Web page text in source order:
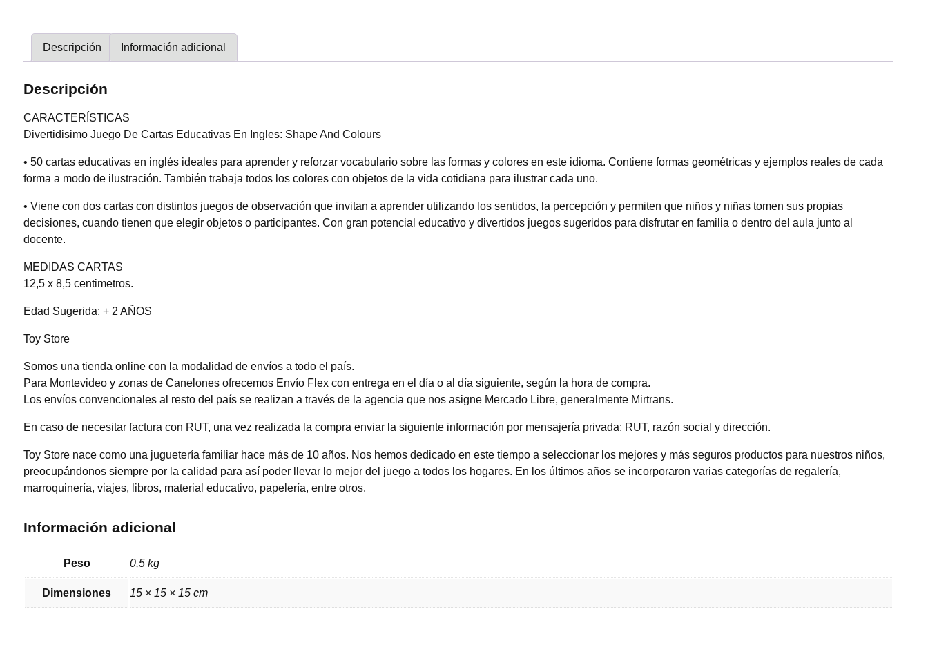
Descripción Información adicional
Descripción
CARACTERÍSTICAS
Divertidisimo Juego De Cartas Educativas En Ingles: Shape And Colours
• 50 cartas educativas en inglés ideales para aprender y reforzar vocabulario sobre las formas y colores en este idioma. Contiene formas geométricas y ejemplos reales de cada
forma a modo de ilustración. También trabaja todos los colores con objetos de la vida cotidiana para ilustrar cada uno.
• Viene con dos cartas con distintos juegos de observación que invitan a aprender utilizando los sentidos, la percepción y permiten que niños y niñas tomen sus propias
decisiones, cuando tienen que elegir objetos o participantes. Con gran potencial educativo y divertidos juegos sugeridos para disfrutar en familia o dentro del aula junto al
docente.
MEDIDAS CARTAS
12,5 x 8,5 centimetros.
Edad Sugerida: + 2 AÑOS
Toy Store
Somos una tienda online con la modalidad de envíos a todo el país.
Para Montevideo y zonas de Canelones ofrecemos Envío Flex con entrega en el día o al día siguiente, según la hora de compra.
Los envíos convencionales al resto del país se realizan a través de la agencia que nos asigne Mercado Libre, generalmente Mirtrans.
En caso de necesitar factura con RUT, una vez realizada la compra enviar la siguiente información por mensajería privada: RUT, razón social y dirección.
Toy Store nace como una juguetería familiar hace más de 10 años. Nos hemos dedicado en este tiempo a seleccionar los mejores y más seguros productos para nuestros niños,
preocupándonos siempre por la calidad para así poder llevar lo mejor del juego a todos los hogares. En los últimos años se incorporaron varias categorías de regalería,
marroquinería, viajes, libros, material educativo, papelería, entre otros.
Información adicional
Peso 0,5 kg
Dimensiones 15 × 15 × 15 cm